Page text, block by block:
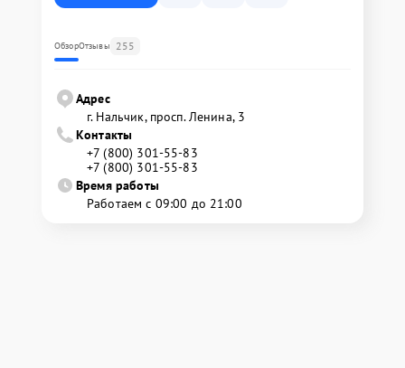
ОбзорОтзывы 255
Адрес
г. Нальчик, просп. Ленина, 3
Контакты
+7 (800) 301-55-83
+7 (800) 301-55-83
Время работы
Работаем с 09:00 до 21:00